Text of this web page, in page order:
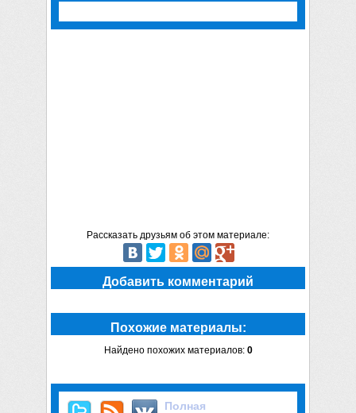
Рассказать друзьям об этом материале:
Добавить комментарий
Похожие материалы:
Найдено похожих материалов: 0
Полная